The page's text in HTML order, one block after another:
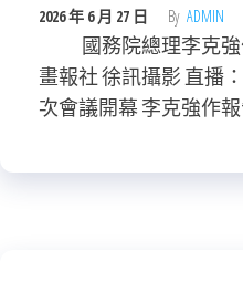
2026 年 6 月 27 日 By ADMIN
國務院總理李克強
畫報社 徐訊攝影 直播
次會議開幕 李克強作